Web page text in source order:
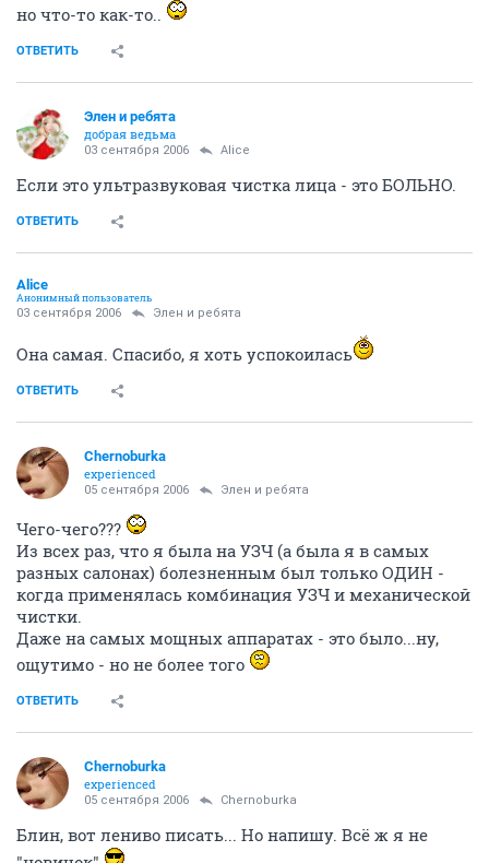
но что-то как-то..
ОТВЕТИТЬ
Элен и ребята
добрая ведьма
03 сентября 2006 Alice
Если это ультразвуковая чистка лица - это БОЛЬНО.
ОТВЕТИТЬ
Alice
Анонимный пользователь
03 сентября 2006 Элен и ребята
Она самая. Спасибо, я хоть успокоилась
ОТВЕТИТЬ
Chernoburka
experienced
05 сентября 2006 Элен и ребята
Чего-чего???
Из всех раз, что я была на УЗЧ (а была я в самых
разных салонах) болезненным был только ОДИН -
когда применялась комбинация УЗЧ и механической
чистки.
Даже на самых мощных аппаратах - это было...ну,
ощутимо - но не более того
ОТВЕТИТЬ
Chernoburka
experienced
05 сентября 2006 Chernoburka
Блин, вот лениво писать... Но напишу. Всё ж я не